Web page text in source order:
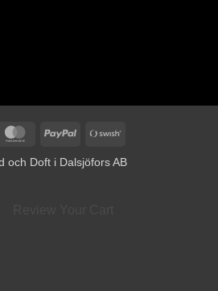
MasterCardPayPal
Swish
och Doft i Dalsjöfors AB